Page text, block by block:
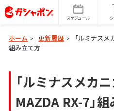
スケジュール
ホーム > 更新履歴 >
「ルミナスメ
組み立て方
「ルミナスメカ
MAZDA RX-7」